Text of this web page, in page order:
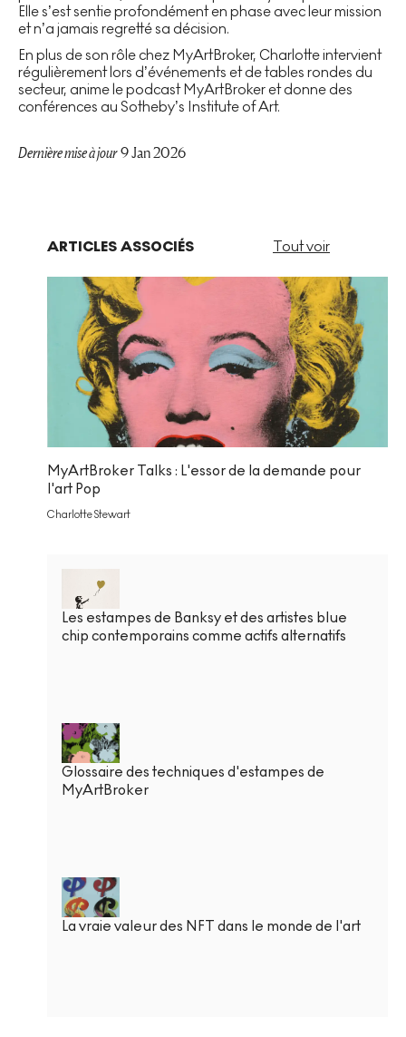
Elle s’est sentie profondément en phase avec leur mission
et n’a jamais regretté sa décision.
En plus de son rôle chez MyArtBroker, Charlotte intervient
régulièrement lors d’événements et de tables rondes du
secteur, anime le podcast MyArtBroker et donne des
conférences au Sotheby’s Institute of Art.
Dernière mise à jour 9 Jan 2026
ARTICLES ASSOCIÉS Tout voir
MyArtBroker Talks : L'essor de la demande pour
l'art Pop
Charlotte Stewart
Les estampes de Banksy et des artistes blue
chip contemporains comme actifs alternatifs
Glossaire des techniques d'estampes de
MyArtBroker
La vraie valeur des NFT dans le monde de l'art